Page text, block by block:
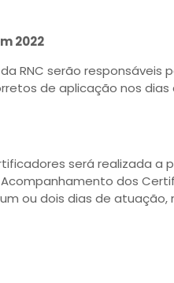
2022
RNC serão responsáveis
de aplicação nos dias
será realizada a
dos
ou dois dias de atuação,